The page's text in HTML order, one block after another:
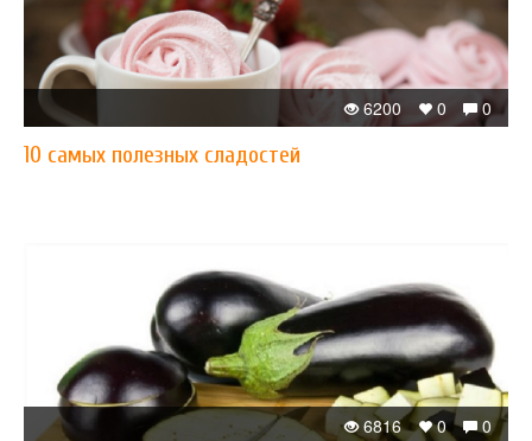
0
0
6200
10 самых полезных сладостей
0
0
6816